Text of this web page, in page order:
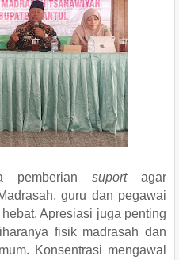
pemberian suportagar
guru dan pegawai
Apresiasi juga penting
fisik madrasah dan
Konsentrasi mengawal